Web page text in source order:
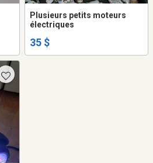
Plusieurs petits moteurs
électriques
35 $